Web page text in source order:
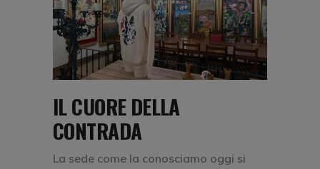
IL CUORE DELLA
CONTRADA
La sede come la conosciamo oggi si